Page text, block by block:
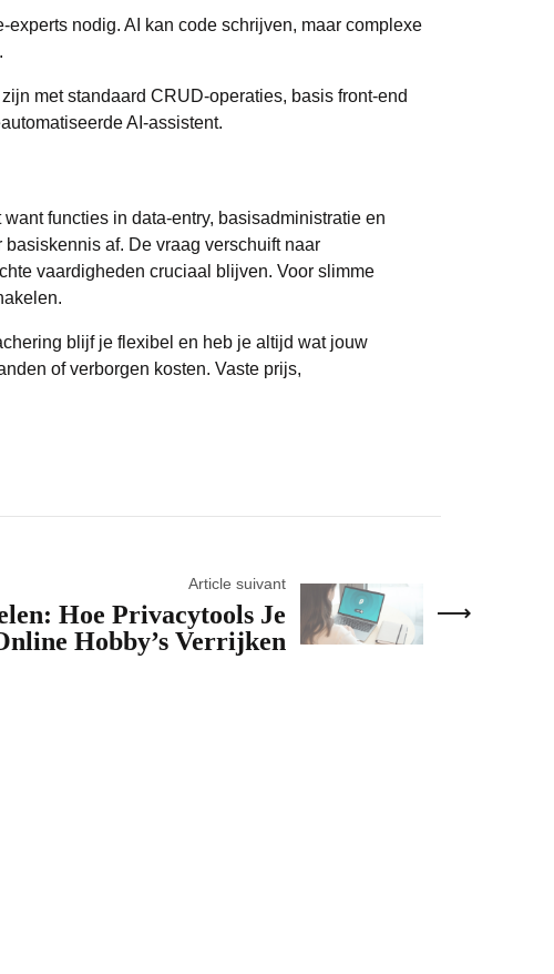
nodig. AI kan code schrijven, maar complexe
met standaard CRUD-operaties, basis front-end
AI-assistent.
functies in data-entry, basisadministratie en
af. De vraag verschuift naar
vaardigheden cruciaal blijven. Voor slimme
blijf je flexibel en heb je altijd wat jouw
of verborgen kosten. Vaste prijs,
Article suivant
Hoe Privacytools Je
Hobby’s Verrijken